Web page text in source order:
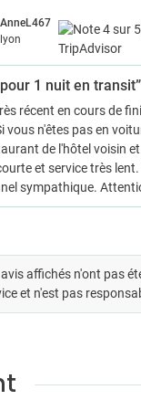
AnneL467
lyon
1 nuit en transit”
récent en cours de
vous n'êtes pas en
de l'hôtel voisin
et service très
sympathique.
affichés n'ont pas
et n'est pas